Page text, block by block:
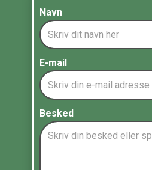
Navn
E-mail
Besked